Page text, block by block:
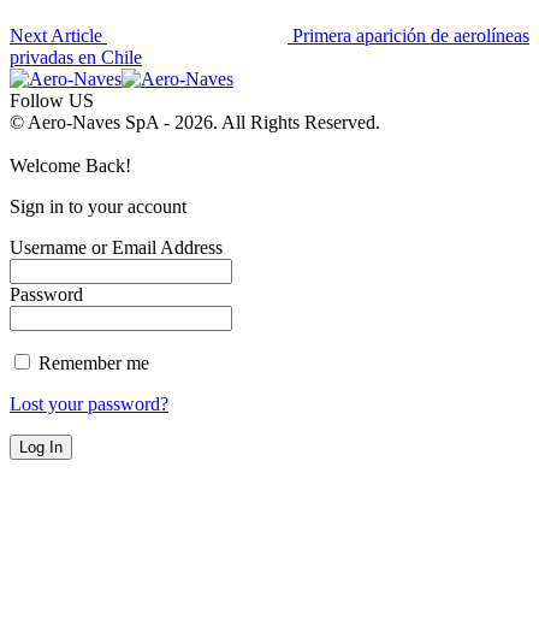
Next Article
Primera aparición de aerolíneas
privadas en Chile
Follow US
© Aero-Naves SpA - 2026. All Rights Reserved.
Welcome Back!
Sign in to your account
Username or Email Address
Password
Remember me
Lost your password?